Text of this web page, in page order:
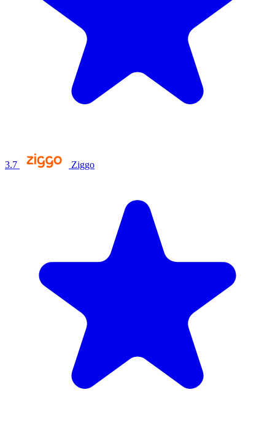
3.7 Ziggo